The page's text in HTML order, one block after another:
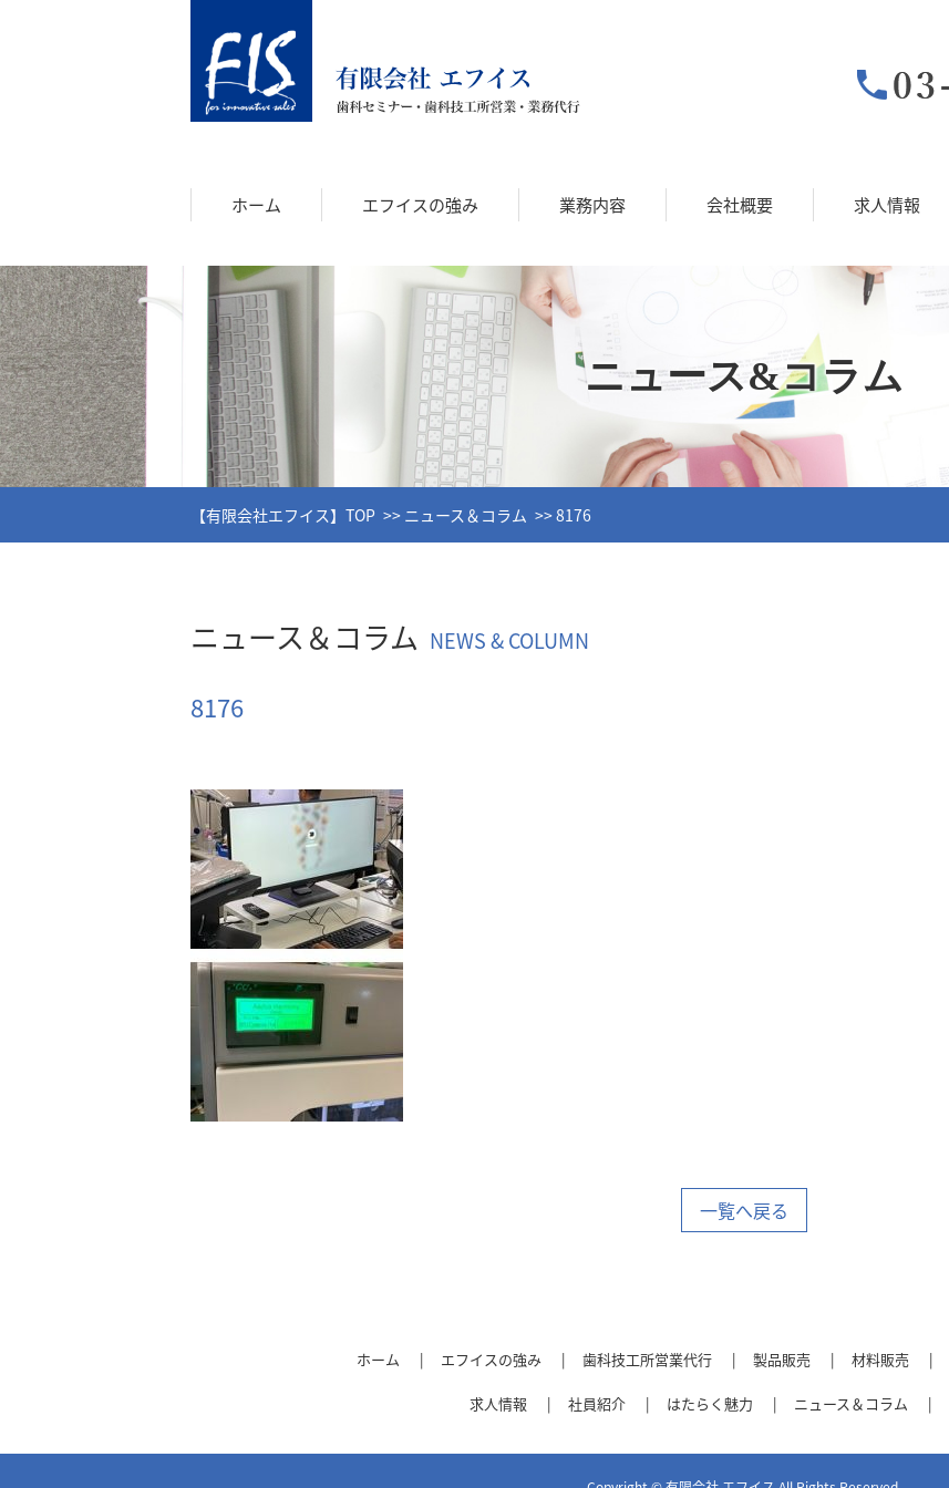
ホーム エフイスの強み 業務内容 会社概要 求人情報
ニュース&コラム
【有限会社エフイス】TOP ニュース＆コラム 8176
ニュース＆コラム NEWS & COLUMN
8176
一覧へ戻る
ホーム エフイスの強み 歯科技工所営業代行 製品販売 材料販売
求人情報 社員紹介 はたらく魅力 ニュース＆コラム